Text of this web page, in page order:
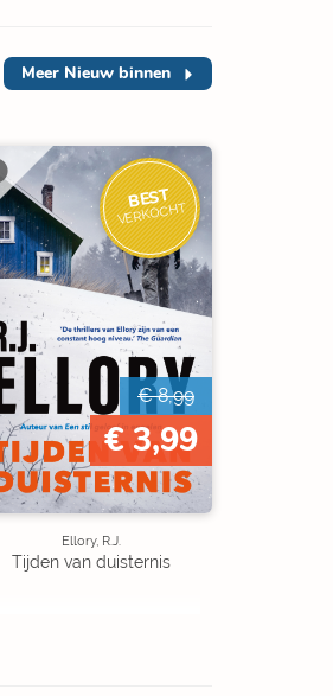
Meer Nieuw binnen
BEST
VERKOCHT
€ 8,99
€ 3,99
Ellory, R.J.
Tijden van duisternis